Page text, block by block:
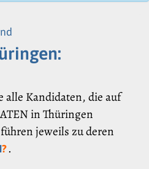
alle Kandidaten, die auf
in Thüringen
jeweils zu deren
?.